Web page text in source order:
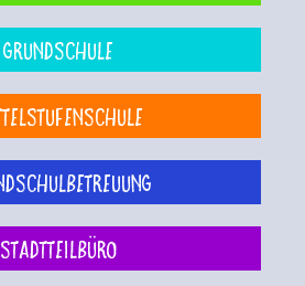
Grundschule
Stadtteilbüro